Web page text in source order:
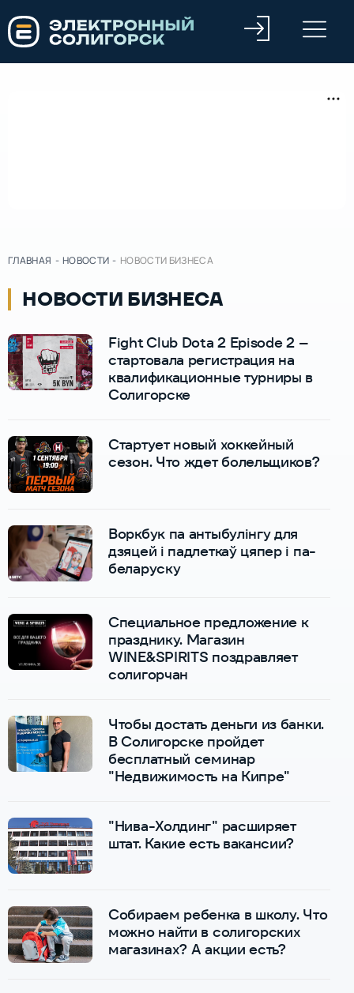
ГЛАВНАЯ - НОВОСТИ - НОВОСТИ БИЗНЕСА
НОВОСТИ БИЗНЕСА
Fight Club Dota 2 Episode 2 –
стартовала регистрация на
квалификационные турниры в
Солигорске
Стартует новый хоккейный
сезон. Что ждет болельщиков?
Воркбук па антыбулінгу для
дзяцей і падлеткаў цяпер і па-
беларуску
Специальное предложение к
празднику. Магазин
WINE&SPIRITS поздравляет
солигорчан
Чтобы достать деньги из банки.
В Солигорске пройдет
бесплатный семинар
"Недвижимость на Кипре"
"Нива-Холдинг" расширяет
штат. Какие есть вакансии?
Собираем ребенка в школу. Что
можно найти в солигорских
магазинах? А акции есть?